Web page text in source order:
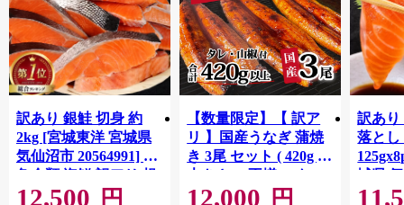
訳あり 銀鮭 切身 約
2kg [宮城東洋 宮城県
気仙沼市 20564991] 鮭
魚介類 海鮮 訳アリ 規
格外 不揃い さけ サケ
12,500 円
【数量限定】【 訳ア
リ 】国産うなぎ 蒲焼
き 3尾 セット ( 420g )
大きさ の不揃い タ
レ・山椒付き ウナギ
12,000 円
訳あり
落とし
城県